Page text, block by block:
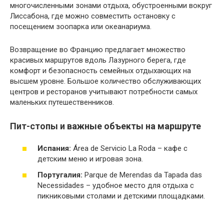
многочисленными зонами отдыха, обустроенными вокруг
Лиссабона, где можно совместить остановку с
посещением зоопарка или океанариума.
Возвращение во Францию предлагает множество
красивых маршрутов вдоль Лазурного берега, где
комфорт и безопасность семейных отдыхающих на
высшем уровне. Большое количество обслуживающих
центров и ресторанов учитывают потребности самых
маленьких путешественников.
Пит-стопы и важные объекты на маршруте
Испания: Área de Servicio La Roda – кафе с
детским меню и игровая зона.
Португалия: Parque de Merendas da Tapada das
Necessidades – удобное место для отдыха с
пикниковыми столами и детскими площадками.